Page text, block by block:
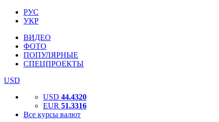
РУС
УКР
ВИДЕО
ФОТО
ПОПУЛЯРНЫЕ
СПЕЦПРОЕКТЫ
USD
USD 44.4320
EUR 51.3316
Все курсы валют